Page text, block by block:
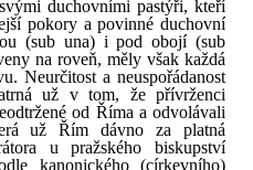
duchovními pastýři, kteří
pokory a povinné duchovní
(sub una) i pod obojí (sub
na roveň, měly však každá
Neurčitost a neuspořádanost
už v tom, že přívrženci
od Říma a odvolávali
už Řím dávno za platná
u pražského biskupství
kanonického (církevního)